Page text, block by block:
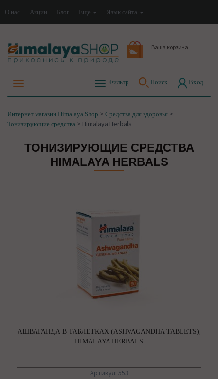
О нас Акции Блог Еще Язык сайта
Ваша корзина
Фильтр Поиск Вход
Интернет магазин Himalaya Shop > Средства для здоровья >
Тонизирующие средства > Himalaya Herbals
ТОНИЗИРУЮЩИЕ СРЕДСТВА
HIMALAYA HERBALS
АШВАГАНДА В ТАБЛЕТКАХ (ASHVAGANDHA TABLETS),
HIMALAYA HERBALS
Артикул: 553